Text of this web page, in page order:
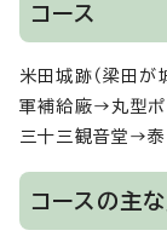
コース
米田城跡（梁田
軍補給廠→丸型
三十三観音堂→泰
コースの主